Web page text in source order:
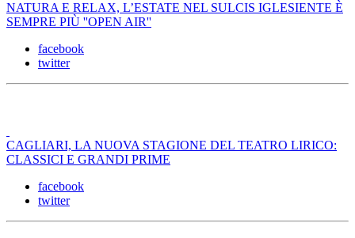
NATURA E RELAX, L’ESTATE NEL SULCIS IGLESIENTE È
SEMPRE PIÙ ''OPEN AIR''
facebook
twitter
CAGLIARI, LA NUOVA STAGIONE DEL TEATRO LIRICO:
CLASSICI E GRANDI PRIME
facebook
twitter